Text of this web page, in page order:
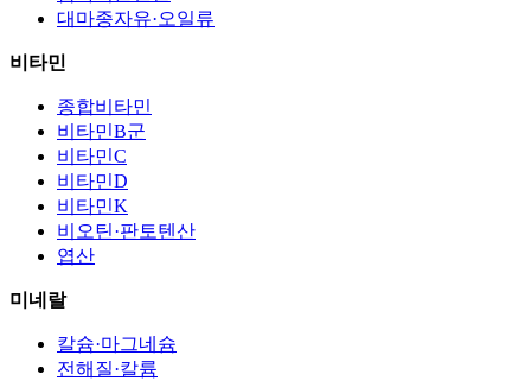
대마종자유·오일류
비타민
종합비타민
비타민B군
비타민C
비타민D
비타민K
비오틴·판토텐산
엽산
미네랄
칼슘·마그네슘
전해질·칼륨